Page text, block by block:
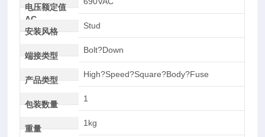
电压额定值
AC
安装风格
Stud
端接类型
Bolt?Down
产品类型
High?Speed?Square?Body?Fuse
包装数量
1
重量
1kg